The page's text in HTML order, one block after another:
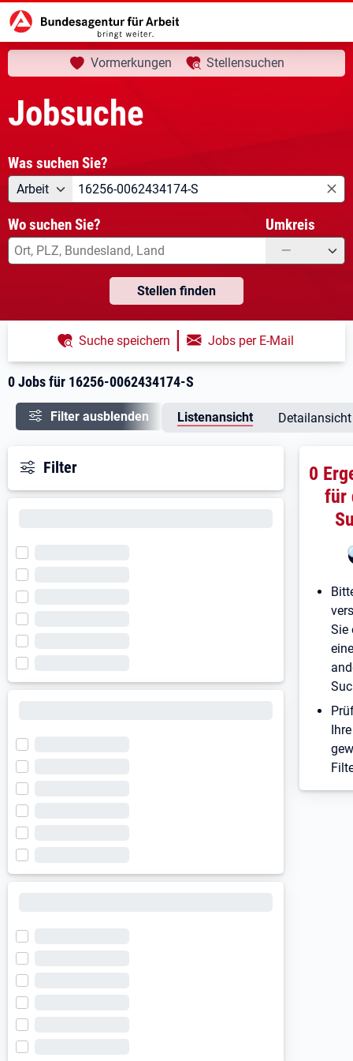
Startseite Jobsuche aktuelle Seite:
Ihre Suche
Vormerkungen Stellensuchen
Jobsuche
Was suchen Sie?
Angebotsart
Arbeit Was suchen Sie?
Wo suchen Sie? Umkreis
—
Stellen finden
0 Jobs für 16256-0062434174-S
Suche speichern | Jobs per E-Mail
Filter ausblenden Listenansicht Detailansicht
Filter
0
für
Sie
Ihre